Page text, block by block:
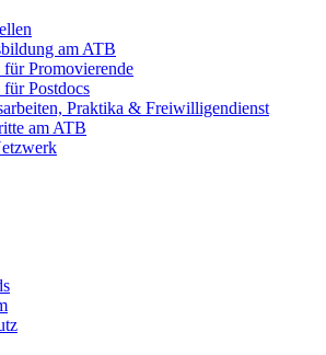
am ATB
für Promovierende
Postdocs
Praktika & Freiwilligendienst
am ATB